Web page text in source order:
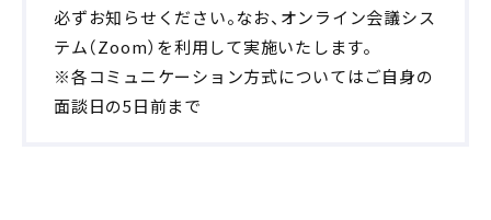
必ずお知らせください。なお、オンライン会議シス
テム（Zoom）を利用して実施いたします。
※各コミュニケーション方式についてはご自身の
面談日の5日前まで